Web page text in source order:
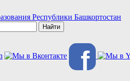
Найти
f